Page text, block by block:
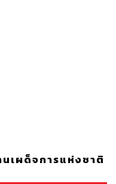
เผด็จการแห่งชาติ